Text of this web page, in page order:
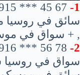
1-
سائق في روسيا
, + سواق في
2-
سواق في روسيا